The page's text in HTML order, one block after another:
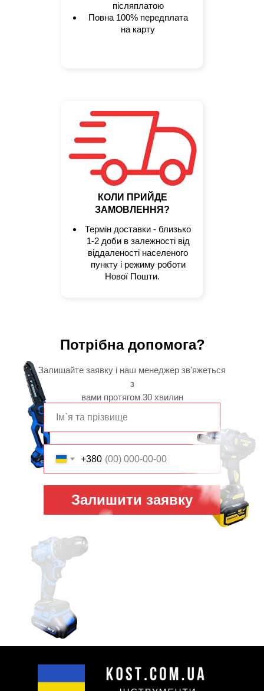
післяплатою
Повна 100% передплата
на карту
КОЛИ ПРИЙДЕ
ЗАМОВЛЕННЯ?
Термін доставки - близько
1-2 доби в залежності від
віддаленості населеного
пункту і режиму роботи
Нової Пошти.
Потрібна допомога?
Залишайте заявку і наш менеджер зв'яжеться
з
вами протягом 30 хвилин
+380
Залишити заявку